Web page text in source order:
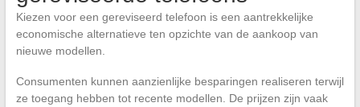
Kiezen voor een gereviseerd telefoon is een aantrekkelijke
economische alternatieve ten opzichte van de aankoop van
nieuwe modellen.
Consumenten kunnen aanzienlijke besparingen realiseren terwijl
ze toegang hebben tot recente modellen. De prijzen zijn vaak